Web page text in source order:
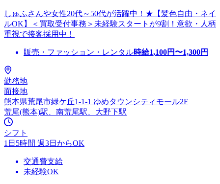
しゅふさんや女性20代～50代が活躍中！★【髪色自由・ネイ
ルOK】＜買取受付事務＞未経験スタートが9割！意欲・人柄
重視で接客採用中！
販売・ファッション・レンタル時給1,100円〜1,300円
勤務地
面接地
熊本県荒尾市緑ケ丘1-1-1 ゆめタウンシティモール2F
荒尾(熊本)駅、南荒尾駅、大野下駅
シフト
1日5時間 週3日からOK
交通費支給
未経験OK